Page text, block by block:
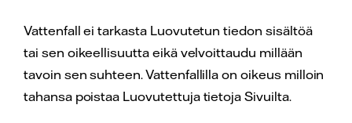
Vattenfall ei tarkasta Luovutetun tiedon sisältöä
tai sen oikeellisuutta eikä velvoittaudu millään
tavoin sen suhteen. Vattenfallilla on oikeus milloin
tahansa poistaa Luovutettuja tietoja Sivuilta.